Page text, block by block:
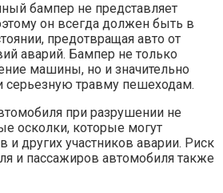
бампер не представляет
он всегда должен быть в
предотвращая авто от
аварий. Бампер не только
машины, но и значительно
серьезную травму пешеходам.
при разрушении не
осколки, которые могут
и других участников аварии. Риск
и пассажиров автомобиля также